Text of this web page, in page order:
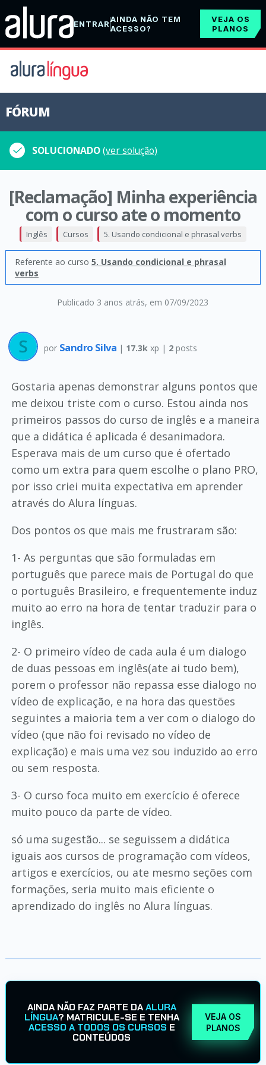
ENTRARAINDA NÃO TEM
ACESSO?
VEJA OS
PLANOS
FÓRUM
SOLUCIONADO(ver solução)
[Reclamação] Minha experiência
com o curso ate o momento
Publicado 3 anos atrás, em 07/09/2023
Inglês Cursos 5. Usando condicional e phrasal verbs
Referente ao curso 5. Usando condicional e phrasal
verbs
por Sandro Silva | 17.3k xp | 2 posts
Gostaria apenas demonstrar alguns pontos que
me deixou triste com o curso. Estou ainda nos
primeiros passos do curso de inglês e a maneira
que a didática é aplicada é desanimadora.
Esperava mais de um curso que é ofertado
como um extra para quem escolhe o plano PRO,
por isso criei muita expectativa em aprender
através do Alura línguas.
Dos pontos os que mais me frustraram são:
1- As perguntas que são formuladas em
português que parece mais de Portugal do que
o português Brasileiro, e frequentemente induz
muito ao erro na hora de tentar traduzir para o
inglês.
2- O primeiro vídeo de cada aula é um dialogo
de duas pessoas em inglês(ate ai tudo bem),
porem o professor não repassa esse dialogo no
vídeo de explicação, e na hora das questões
seguintes a maioria tem a ver com o dialogo do
vídeo (que não foi revisado no vídeo de
explicação) e mais uma vez sou induzido ao erro
ou sem resposta.
3- O curso foca muito em exercício é oferece
muito pouco da parte de vídeo.
só uma sugestão... se seguissem a didática
iguais aos cursos de programação com vídeos,
artigos e exercícios, ou ate mesmo seções com
formações, seria muito mais eficiente o
aprendizado do inglês no Alura línguas.
AINDA NÃO FAZ PARTE DAALURA
LÍNGUA? MATRICULE-SE E TENHA
ACESSO A TODOS OS CURSOS E
CONTEÚDOS
VEJA OS
PLANOS